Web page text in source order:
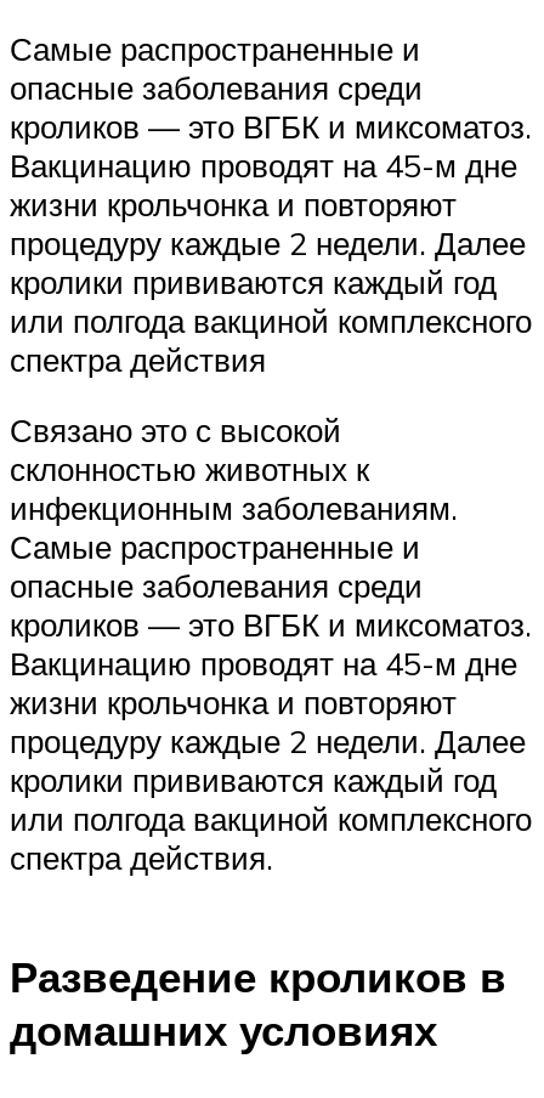
Самые распространенные и
опасные заболевания среди
кроликов — это ВГБК и миксоматоз.
Вакцинацию проводят на 45-м дне
жизни крольчонка и повторяют
процедуру каждые 2 недели. Далее
кролики прививаются каждый год
или полгода вакциной комплексного
спектра действия
Связано это с высокой
склонностью животных к
инфекционным заболеваниям.
Самые распространенные и
опасные заболевания среди
кроликов — это ВГБК и миксоматоз.
Вакцинацию проводят на 45-м дне
жизни крольчонка и повторяют
процедуру каждые 2 недели. Далее
кролики прививаются каждый год
или полгода вакциной комплексного
спектра действия.
Разведение кроликов в
домашних условиях